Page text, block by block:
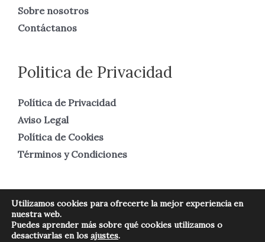
Sobre nosotros
Contáctanos
Politica de Privacidad
Política de Privacidad
Aviso Legal
Política de Cookies
Términos y Condiciones
Copyright © 2026 Numismática Real
Utilizamos cookies para ofrecerte la mejor experiencia en
nuestra web.
Puedes aprender más sobre qué cookies utilizamos o
desactivarlas en los ajustes.